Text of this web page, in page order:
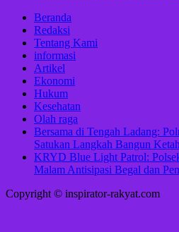
Beranda
Redaksi
Tentang Kami
informasi
Artikel
Ekonomi
Hukum
Kesehatan
Olah raga
Bersama di Tengah Ladang:
Satukan Langkah Bangun
KRYD Blue Light Patrol:
Malam Antisipasi Begal dan
Copyright © inspirator-rakyat.com